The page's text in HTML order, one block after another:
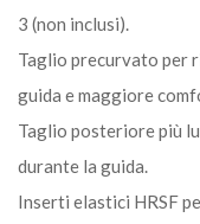
3 (non inclusi).
Taglio precurvato per
guida e maggiore
Taglio posteriore più
durante la guida.
Inserti elastici HRSF